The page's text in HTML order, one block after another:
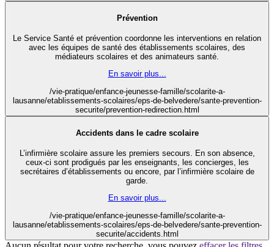
Prévention
Le Service Santé et prévention coordonne les interventions en relation
avec les équipes de santé des établissements scolaires, des
médiateurs scolaires et des animateurs santé.
En savoir plus...
/vie-pratique/enfance-jeunesse-famille/scolarite-a-
lausanne/etablissements-scolaires/eps-de-belvedere/sante-prevention-
securite/prevention-redirection.html
Accidents dans le cadre scolaire
L’infirmière scolaire assure les premiers secours. En son absence,
ceux-ci sont prodigués par les enseignants, les concierges, les
secrétaires d’établissements ou encore, par l’infirmière scolaire de
garde.
En savoir plus...
/vie-pratique/enfance-jeunesse-famille/scolarite-a-
lausanne/etablissements-scolaires/eps-de-belvedere/sante-prevention-
securite/accidents.html